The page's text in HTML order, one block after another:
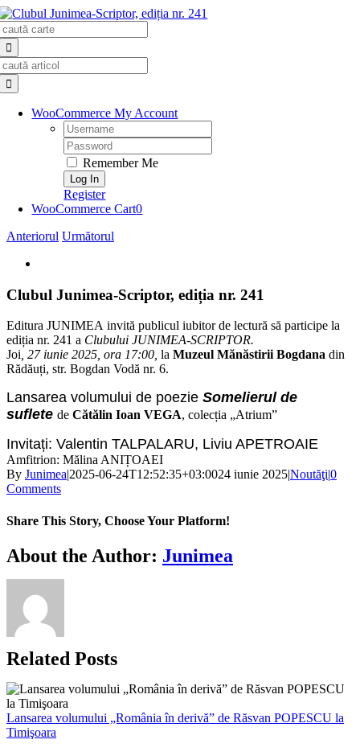
Skip
to
content
WooCommerce My Account
Username:
Password:
Remember Me
Register
WooCommerce Cart0
Anteriorul Următorul
Image
Clubul Junimea-Scriptor, ediția nr. 241
Editura JUNIMEA invită publicul iubitor de lectură să participe la
ediția nr. 241 a Clubului JUNIMEA-SCRIPTOR.
Joi, 27 iunie 2025, ora 17:00, la Muzeul Mănăstirii Bogdana din
Rădăuți, str. Bogdan Vodă nr. 6.
Lansarea volumului de poezie Somelierul de
suflete de Cătălin Ioan VEGA, colecția „Atrium”
Invitați: Valentin TALPALARU, Liviu APETROAIE
Amfitrion: Mălina ANIȚOAEI
By Junimea|2025-06-24T12:52:35+03:0024 iunie 2025|Noutăţi|0
Comments
Share This Story, Choose Your Platform!
Facebook
X
Bluesky
Reddit
LinkedIn
WhatsApp
Telegram
Tumblr
Xing
Email
Copy
Link
About the Author: Junimea
Related Posts
Lansarea volumului „România în derivă” de Răsvan POPESCU la
Timişoara